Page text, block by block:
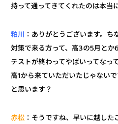
持って通ってきてくれたのは本当
粕川 ：ありがとうございます。
対策で来る方って、高3の5月と
テストが終わってやばいってなっ
高1から来ていただいたじゃない
と思います？
赤松 ：そうですね、早いに越した